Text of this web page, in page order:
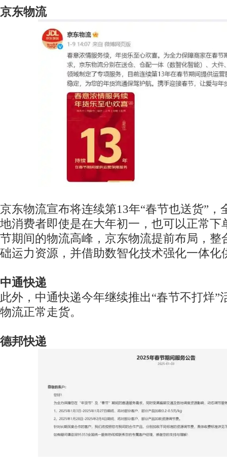
京东物流
京东物流宣布将连续第13年“春节也送货”，
地消费者即使是在大年初一，也可以正常下
节期间的物流高峰，京东物流提前布局，整
础运力资源，并借助数智化技术强化一体化
中通快递
此外，中通快递今年继续推出“春节不打烊”
物流正常走货。
德邦快递